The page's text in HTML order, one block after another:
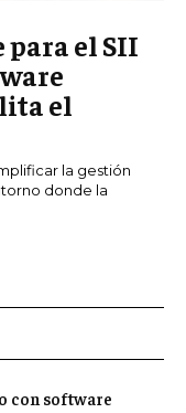
el SII
el
la gestión
donde la
con software